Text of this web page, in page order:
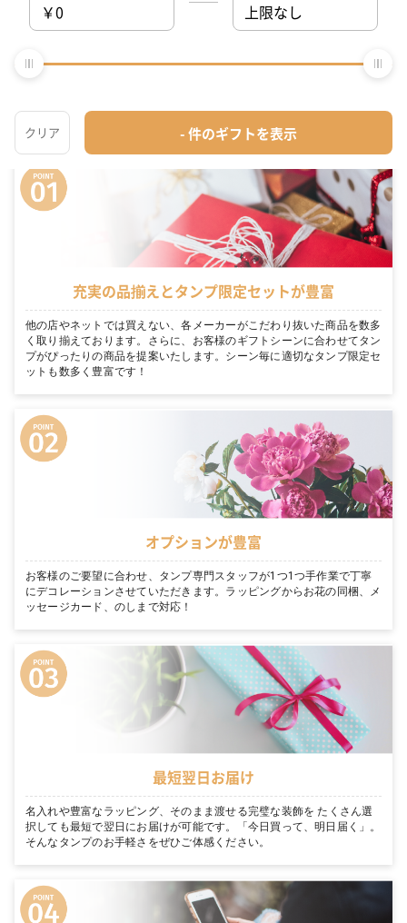
のでセンスの良いおしゃれなギフトに出会えて、ギフトコンシェルジュが
いるのでネットでも安心してギフトを購入できます。【25,000点以上の品
タンプでは他のECサイトとは違った5つの特徴があります。その5つの理由
を簡単にご紹介！
充実の品揃えとタンプ限定セットが豊富
他の店やネットでは買えない、各メーカーがこだわり抜いた商品を数多
く取り揃えております。さらに、お客様のギフトシーンに合わせてタン
プがぴったりの商品を提案いたします。シーン毎に適切なタンプ限定セ
ットも数多く豊富です！
オプションが豊富
お客様のご要望に合わせ、タンプ専門スタッフが1つ1つ手作業で丁寧
にデコレーションさせていただきます。ラッピングからお花の同梱、メ
ッセージカード、のしまで対応！
最短翌日お届け
名入れや豊富なラッピング、そのまま渡せる完璧な装飾を たくさん選
択しても最短で翌日にお届けが可能です。「今日買って、明日届く」。
そんなタンプのお手軽さをぜひご体感ください。